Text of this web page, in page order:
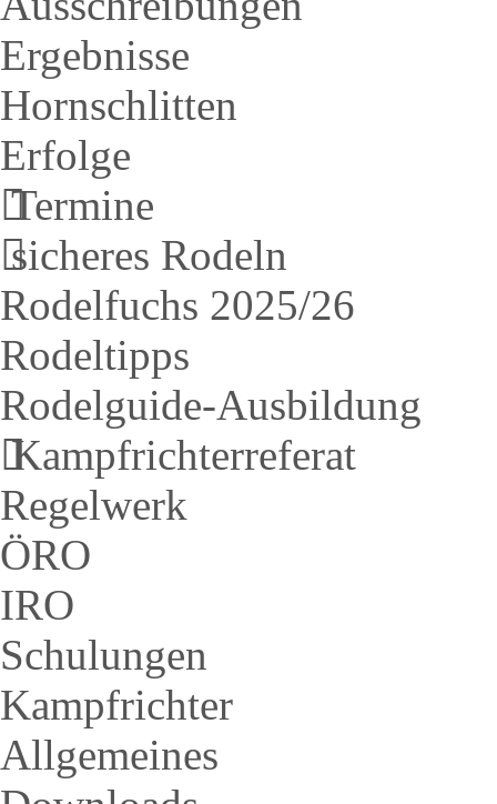
Ergebnisse
Hornschlitten
Erfolge
Termine
sicheres Rodeln
Rodelfuchs 2025/26
Rodeltipps
Rodelguide-Ausbildung
Kampfrichterreferat
Regelwerk
ÖRO
IRO
Schulungen
Kampfrichter
Allgemeines